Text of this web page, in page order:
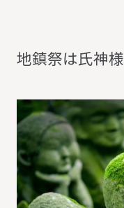
地鎮祭は氏神様